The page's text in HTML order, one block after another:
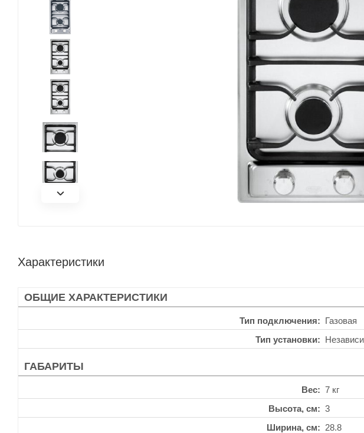
Характеристики
ОБЩИЕ ХАРАКТЕРИСТИКИ
Тип подключения
Газовая
Тип установки
ГАБАРИТЫ
Вес
7 кг
Высота, см
3
Ширина, см
28.8